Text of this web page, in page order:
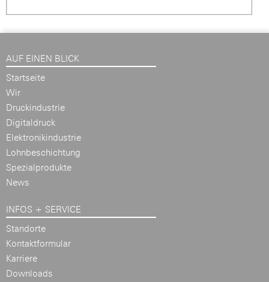
AUF EINEN BLICK
Startseite
Wir
Druckindustrie
Digitaldruck
Elektronikindustrie
Lohnbeschichtung
Spezialprodukte
News
INFOS + SERVICE
Standorte
Kontaktformular
Karriere
Downloads